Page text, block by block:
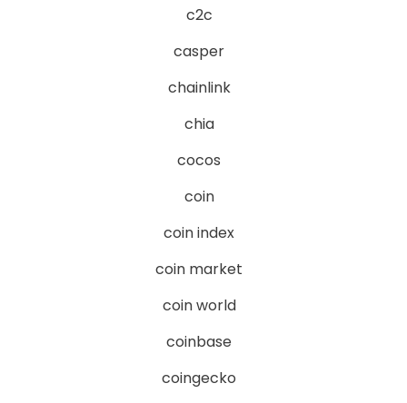
c2c
casper
chainlink
chia
cocos
coin
coin index
coin market
coin world
coinbase
coingecko